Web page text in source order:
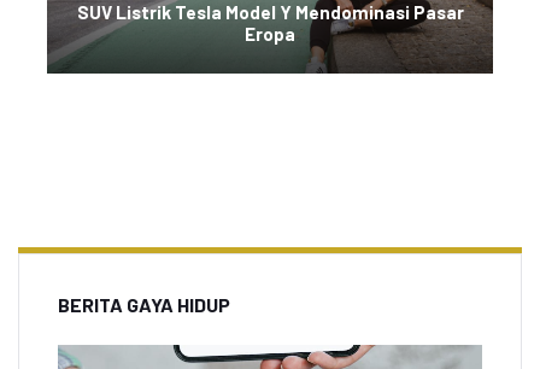
SUV Listrik Tesla Model Y Mendominasi Pasar
Eropa
BERITA GAYA HIDUP